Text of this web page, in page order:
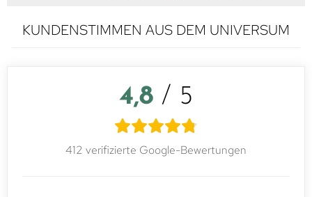
KUNDENSTIMMEN AUS DEM UNIVERSUM
4,8 / 5
412 verifizierte Google-Bewertungen